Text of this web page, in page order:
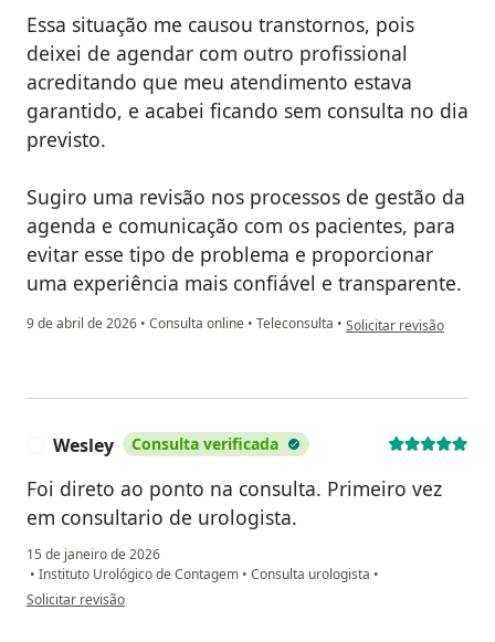
Essa situação me causou transtornos, pois
deixei de agendar com outro profissional
acreditando que meu atendimento estava
garantido, e acabei ficando sem consulta no dia
previsto.
Sugiro uma revisão nos processos de gestão da
agenda e comunicação com os pacientes, para
evitar esse tipo de problema e proporcionar
uma experiência mais confiável e transparente.
9 de abril de 2026 • Consulta online • Teleconsulta • na opinião do utilizador
Solicitar revisão
Wesley Consulta verificada
Foi direto ao ponto na consulta. Primeiro vez
em consultario de urologista.
15 de janeiro de 2026
• Instituto Urológico de Contagem • Consulta urologista •
na opinião do utilizador Wesley
Solicitar revisão